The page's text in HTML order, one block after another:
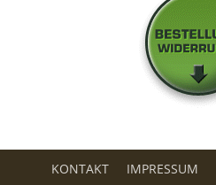
KONTAKT IMPRESSUM